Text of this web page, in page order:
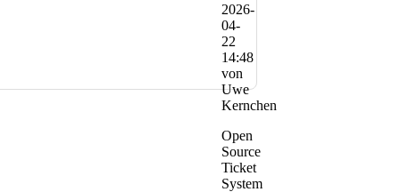
2026-
04-
22
14:48
von
Uwe
Kernchen
Open
Source
Ticket
System